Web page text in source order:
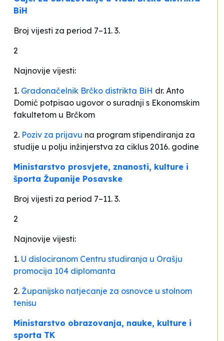
BiH
Broj vijesti za period 7–11. 3.
2
Najnovije vijesti:
1. Gradonačelnik Brčko distrikta BiH dr. Anto
Domić potpisao ugovor o suradnji s Ekonomskim
fakultetom u Brčkom
2. Poziv za prijavu na program stipendiranja za
studije u polju inžinjerstva za ciklus 2016. godine
Ministarstvo prosvjete, znanosti, kulture i
športa Županije Posavske
Broj vijesti za period 7–11. 3.
2
Najnovije vijesti:
1. U dislociranom Centru studiranja u Orašju
promocija 104 diplomanta
2. Županijsko natjecanje za osnovce u stolnom
tenisu
Ministarstvo obrazovanja, nauke, kulture i
sporta TK